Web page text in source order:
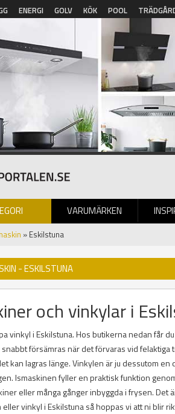
ENERGI GOLV KÖK POOL
VARUMÄRKEN
BILDGALLERI
» Eskilstuna
- ESKILSTUNA
och vinkylar i
vinkyl i Eskilstuna. Hos butikerna nedan får
snabbt försämras när det förvaras vid
kan lagras länge. Vinkylen är ju dessutom
Ismaskinen fyller en praktisk funktion
eller många gånger inbyggda i frysen. Det
vinkyl i Eskilstuna så hoppas vi att ni blir